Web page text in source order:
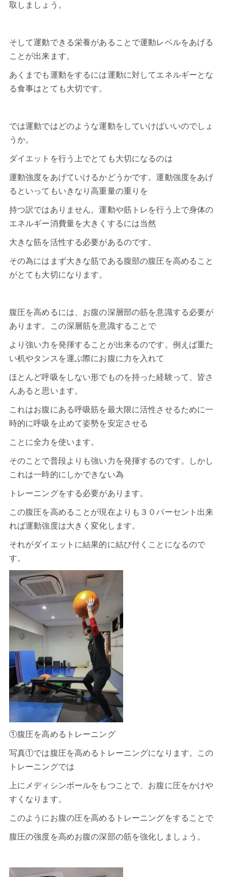
取しましょう。
そして運動できる栄養があることで運動レベルをあげる
ことが出来ます。
あくまでも運動をするには運動に対してエネルギーとな
る食事はとても大切です。
では運動ではどのような運動をしていけばいいのでしょ
うか。
ダイエット を行う上でとても大切になるのは
運動強度をあげていけるかどうかです。運動強度をあげ
るといってもいきなり高重量の重りを
持つ訳ではありません。運動や筋トレを行う上で身体の
エネルギー消費量を大きくするには当然
大きな筋を活性する必要があるのです。
その為にはまず大きな筋である腹部の腹圧を高めること
がとても大切になります。
腹圧を高めるには、 お腹の深層部の筋を意識する必要が
あります。この深層筋を意識することで
より強い力を発揮することが出来るのです。例えば重た
い机やタンスを運ぶ際にお腹に力を入れて
ほとんど呼吸をしない形でものを持った経験って、皆さ
んあると思います。
これはお腹にある呼吸筋を最大限に活性させるために一
時的に呼吸を止めて姿勢を安定させる
ことに全力を使います。
そのことで普段よりも強い力を発揮するのです。しかし
これは一時的にしかできない為
トレーニングをする必要があります。
この腹圧を高めることが現在よりも３０パーセント出来
れば運動強度は大きく変化します。
それがダイエットに結果的に結び付くことになるので
す。
①腹圧を高めるトレーニング
写真①では腹圧を高めるトレーニングになります。この
トレーニングでは
上にメディシンボールをもつことで、お腹に圧をかけや
すくなります。
このようにお腹の圧を高めるトレーニングをすることで
腹圧の強度を高めお腹の深部の筋を強化しましょう。